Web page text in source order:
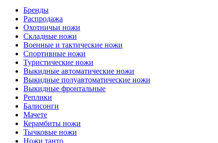
Бренды
Распродажа
Охотничьи ножи
Складные ножи
Военные и тактические ножи
Спортивные ножи
Туристические ножи
Выкидные автоматические ножи
Выкидные полуавтоматические ножи
Выкидные фронтальные
Реплики
Балисонги
Мачете
Керамбиты ножи
Тычковые ножи
Ножи танто